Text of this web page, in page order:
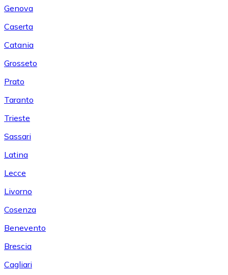
Genova
Caserta
Catania
Grosseto
Prato
Taranto
Trieste
Sassari
Latina
Lecce
Livorno
Cosenza
Benevento
Brescia
Cagliari